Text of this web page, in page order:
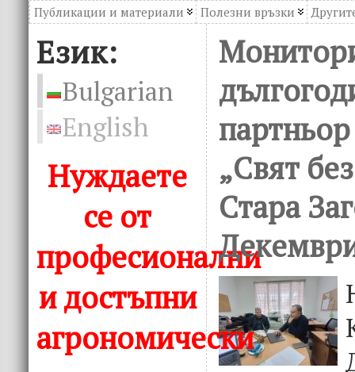
Публикации и материали
Полезни връзки
Език:
Bulgarian
English
Нуждаете
се от
професионални
и достъпни
агрономически
„Свят
Стара